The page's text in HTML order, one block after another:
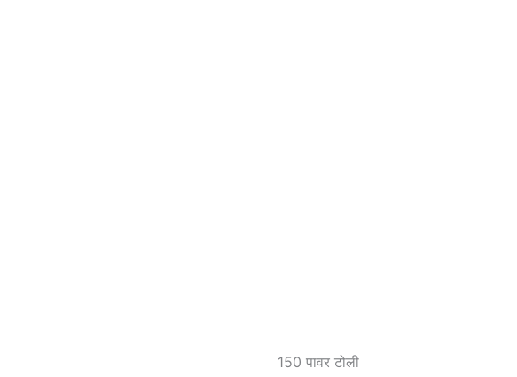
150 पावर टोली